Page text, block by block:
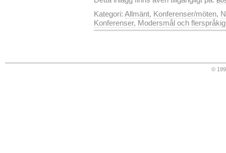
Kategori: Allmänt, Konferenser/möten,
Konferenser, Modersmål och
©